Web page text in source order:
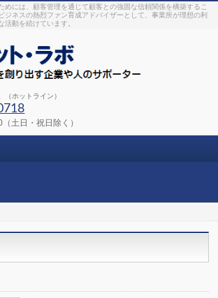
めには、顧客管理を通じて顧客との強固な信頼関係を構築するこ
ジネスの熱烈ファン育成アドバイザーとして、事業所が理想の利
活動を続けています。
（ホットライン）
土日・祝日除く）